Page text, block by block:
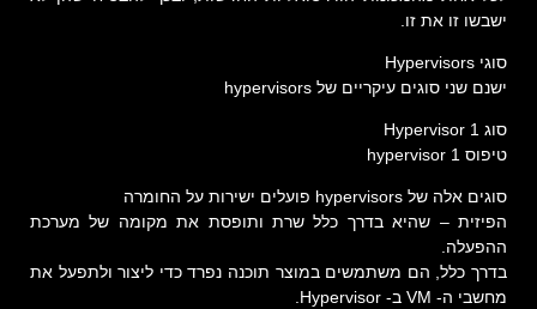
ישבשו זו את זו.
סוגי Hypervisors
ישנם שני סוגים עיקריים של hypervisors
סוג 1 Hypervisor
טיפוס 1 hypervisor
סוגים אלה של hypervisors פועלים ישירות על החומרה
הפיזית – שהיא בדרך כלל שרת ותופסת את מקומה של מערכת
ההפעלה.
בדרך כלל, הם משתמשים במוצר תוכנה נפרד כדי ליצור ולתפעל את
מחשבי ה- VM ב- Hypervisor.